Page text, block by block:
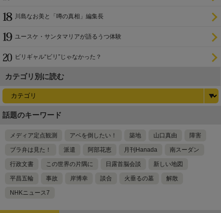
川島なお美と「噂の真相」編集長
ユースケ・サンタマリアが語るうつ体験
ビリギャル“ビリ”じゃなかった？
カテゴリ別に読む
話題のキーワード
メディア定点観測 アベを倒したい！ 築地 山口真由 障害
ブラ弁は見た！ 派遣 阿部花恵 月刊Hanada 南スーダン
行政文書 この世界の片隅に 日露首脳会談 新しい地図
平昌五輪 事故 岸博幸 談合 火垂るの墓 解散
NHKニュース7